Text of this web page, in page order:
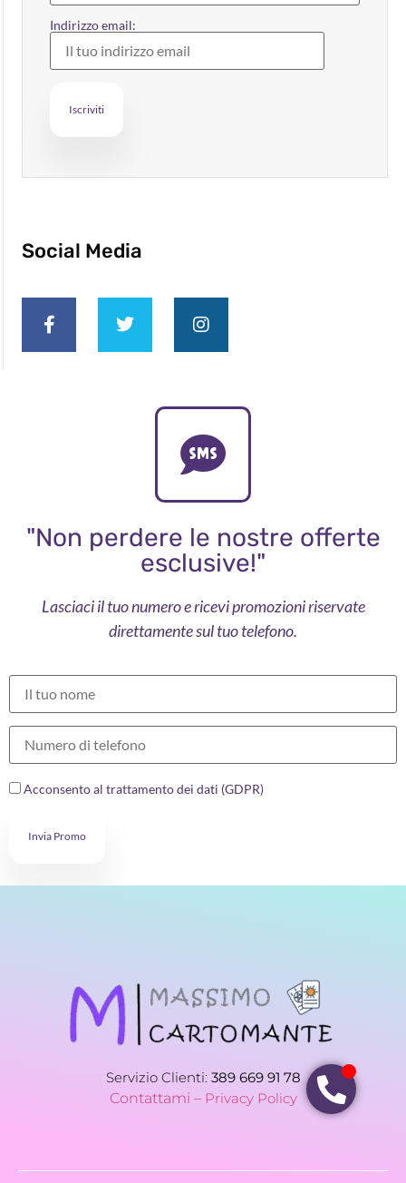
Indirizzo email:
Social Media
"Non perdere le nostre offerte
esclusive!"
Lasciaci il tuo numero e ricevi promozioni riservate
direttamente sul tuo telefono.
Acconsento al trattamento dei dati (GDPR)
Invia Promo
Servizio Clienti: 389 669 91 78
Contattami – Privacy Policy